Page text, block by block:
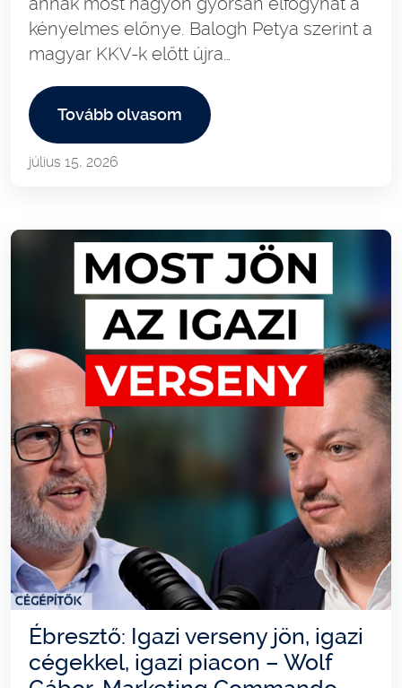
kényelmes előnye. Balogh Petya szerint a
magyar KKV-k előtt újra…
Tovább olvasom
július 15, 2026
Ébresztő: Igazi verseny jön, igazi
cégekkel, igazi piacon – Wolf